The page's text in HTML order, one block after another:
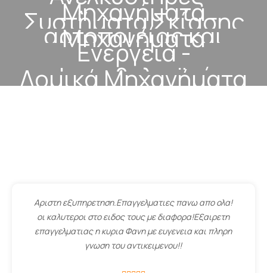
Ανυψωτικά
Συστήματα Σκίασης
Μηχανήματα
αρτοποιείας και
τροφίμων
Μηχανήματα
συσκευασίας
Ενέργεια -
φωτοβολταϊκά
Δομικά Μηχανήματα
Αριστη εξυπηρετηση.Επαγγελματιες πανω απο ολα!
οι καλυτεροι στο ειδος τους με διαφορα!Εξαιρετη
επαγγελματιας η κυρια Φανη με ευγενεια και πληρη
γνωση του αντικειμενου!!